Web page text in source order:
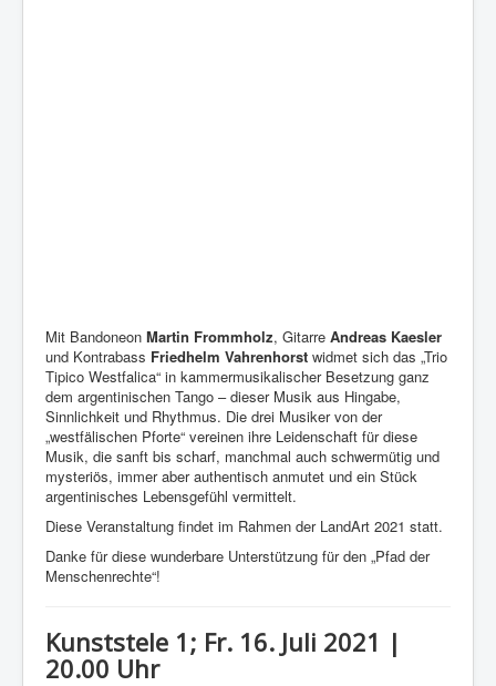
Mit Bandoneon Martin Frommholz, Gitarre Andreas Kaesler
und Kontrabass Friedhelm Vahrenhorst widmet sich das „Trio
Tipico Westfalica“ in kammermusikalischer Besetzung ganz
dem argentinischen Tango – dieser Musik aus Hingabe,
Sinnlichkeit und Rhythmus. Die drei Musiker von der
„westfälischen Pforte“ vereinen ihre Leidenschaft für diese
Musik, die sanft bis scharf, manchmal auch schwermütig und
mysteriös, immer aber authentisch anmutet und ein Stück
argentinisches Lebensgefühl vermittelt.
Diese Veranstaltung findet im Rahmen der LandArt 2021 statt.
Danke für diese wunderbare Unterstützung für den „Pfad der
Menschenrechte“!
Kunststele 1; Fr. 16. Juli 2021 |
20.00 Uhr